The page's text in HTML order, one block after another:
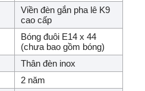
Viền đèn gắn pha lê K9
cao cấp
Bóng đuôi E14 x 44
(chưa bao gồm bóng)
Thân đèn inox
2 năm